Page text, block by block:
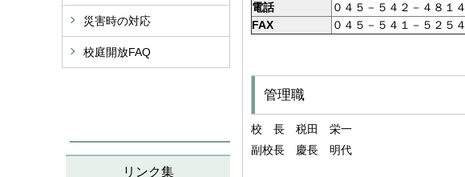
災害時の対応
校庭開放FAQ
リンク集
電話
０４５－５４２－４８１４
FAX
０４５－５４１－５２５４
管理職
校 長 税田 栄一
副校長 慶長 明代